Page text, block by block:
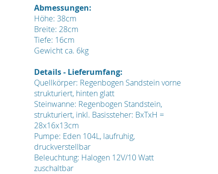
Abmessungen:
Höhe: 38cm
Breite: 28cm
Tiefe: 16cm
Gewicht ca. 6kg
Details - Lieferumfang:
Quellkörper: Regenbogen Sandstein vorne
strukturiert, hinten glatt
Steinwanne: Regenbogen Standstein,
strukturiert, inkl. Basissteher: BxTxH =
28x16x13cm
Pumpe: Eden 104L, laufruhig,
druckverstellbar
Beleuchtung: Halogen 12V/10 Watt
zuschaltbar